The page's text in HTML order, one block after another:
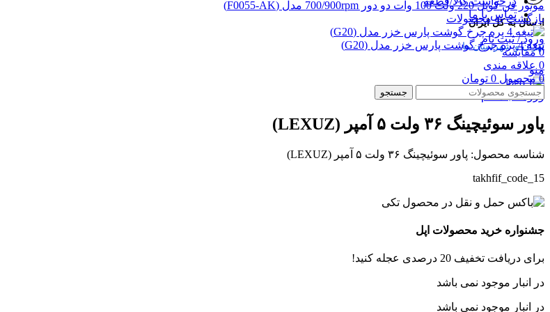
ارسال به کل ایران
تهران و شهرستان ها
منو
ورود / ثبت نام
تماس با ما
ورود / ثبت نام
0 مقایسه
0 علاقه مندی
0 محصول 0 تومان
جستجو
موتور فن کویل 220 ولت 100 وات دو دور 700/900rpm مدل (F0055-AK)
بازگشت به محصولات
تیغه 4 پره چرخ گوشت پارس خزر مدل (G20)
بزرگنمایی تصویر
پاور سوئیچینگ ۳۶ ولت ۵ آمپر (LEXUZ)
شناسه محصول: پاور سوئیچینگ ۳۶ ولت ۵ آمپر (LEXUZ)
takhfif_code_15
جشنواره خرید محصولات اپل
برای دریافت تخفیف 20 درصدی عجله کنید!
در انبار موجود نمی باشد
در انبار موجود نمی باشد